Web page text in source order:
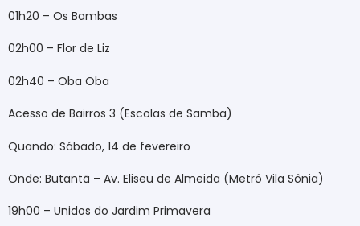
01h20 – Os Bambas
02h00 – Flor de Liz
02h40 – Oba Oba
Acesso de Bairros 3 (Escolas de Samba)
Quando: Sábado, 14 de fevereiro
Onde: Butantã – Av. Eliseu de Almeida (Metrô Vila Sônia)
19h00 – Unidos do Jardim Primavera